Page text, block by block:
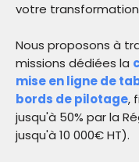
votre
Nous proposons à
missions dédiées la
mise en ligne de
bords de pilotage,
jusqu'à 50% par la
jusqu'à 10 000€ HT).